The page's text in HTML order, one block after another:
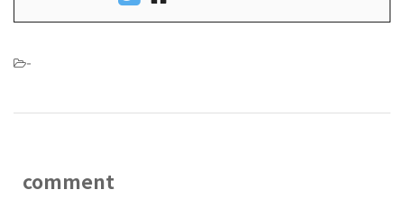
-
comment